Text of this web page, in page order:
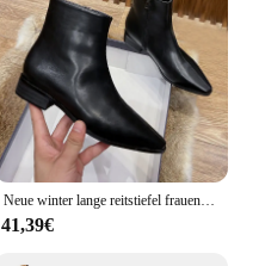
Neue winter lange reitstiefel frauen schwarz/braun einfarbig spitze zehe kniehohe botas mujer 41-43 große lange rohrs tiefel
41,39€